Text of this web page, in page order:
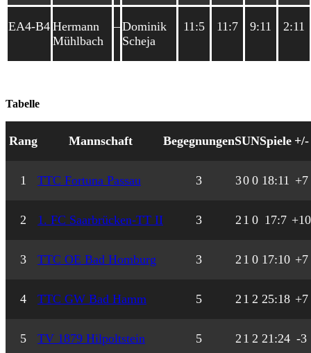
EA4-B4 Hermann
Mühlbach
–Dominik
Scheja
11:5 11:7 9:11 2:11
Tabelle
Rang Mannschaft BegegnungenSUNSpiele +/-
1 TTC Fortuna Passau 3 30 0 18:11 +7
2 1. FC Saarbrücken-TT II 3 2 1 0 17:7 +10
3 TTC OE Bad Homburg 3 2 1 0 17:10 +7
4 TTC GW Bad Hamm 5 2 1 2 25:18 +7
5 TV 1879 Hilpoltstein 5 2 1 2 21:24 -3